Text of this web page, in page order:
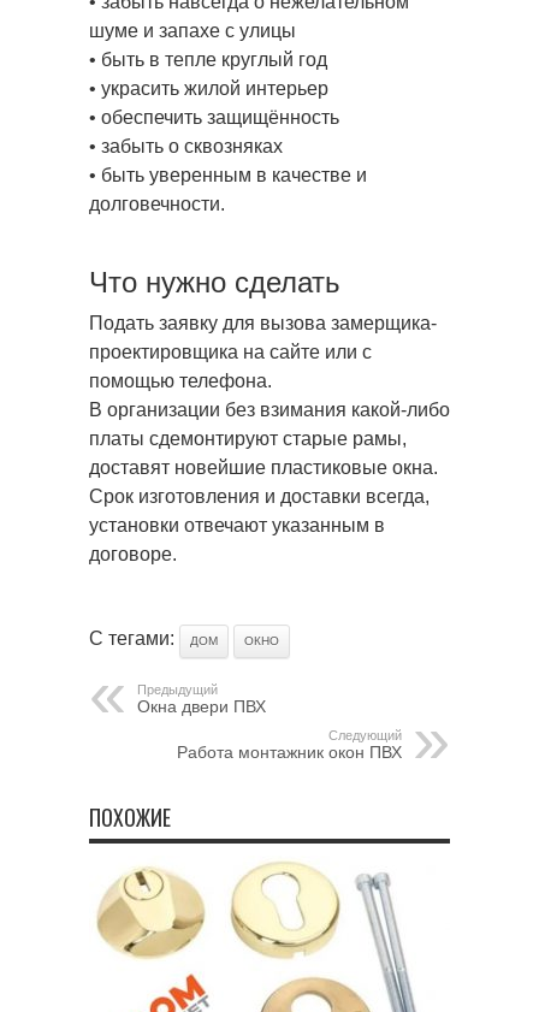
шуме и запахе с улицы
• быть в тепле круглый год
• украсить жилой интерьер
• обеспечить защищённость
• забыть о сквозняках
• быть уверенным в качестве и
долговечности.
Что нужно сделать
Подать заявку для вызова замерщика-
проектировщика на сайте или с
помощью телефона.
В организации без взимания какой-либо
платы сдемонтируют старые рамы,
доставят новейшие пластиковые окна.
Срок изготовления и доставки всегда,
установки отвечают указанным в
договоре.
С тегами: ДОМ ОКНО
Предыдущий
Окна двери ПВХ
Следующий
Работа монтажник окон ПВХ
ПОХОЖИЕ